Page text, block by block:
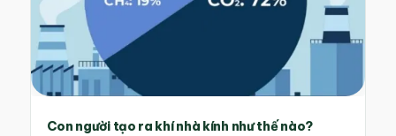
Con người tạo ra khí nhà kính như thế nào?